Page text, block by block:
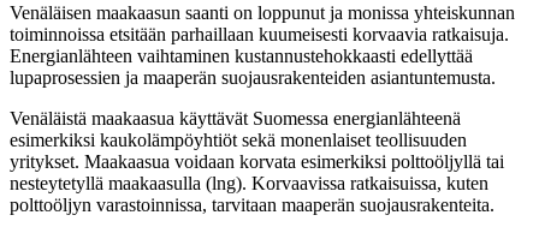
Venäläisen maakaasun saanti on loppunut ja monissa yhteiskunnan
toiminnoissa etsitään parhaillaan kuumeisesti korvaavia ratkaisuja.
Energianlähteen vaihtaminen kustannustehokkaasti edellyttää
lupaprosessien ja maaperän suojausrakenteiden asiantuntemusta.
Venäläistä maakaasua käyttävät Suomessa energianlähteenä
esimerkiksi kaukolämpöyhtiöt sekä monenlaiset teollisuuden
yritykset. Maakaasua voidaan korvata esimerkiksi polttoöljyllä tai
nesteytetyllä maakaasulla (lng). Korvaavissa ratkaisuissa, kuten
polttoöljyn varastoinnissa, tarvitaan maaperän suojausrakenteita.